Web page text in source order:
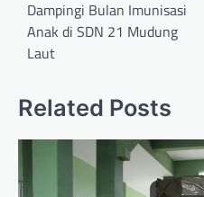
Dampingi Bulan Imunisasi
Anak di SDN 21 Mudung
Laut
Related Posts